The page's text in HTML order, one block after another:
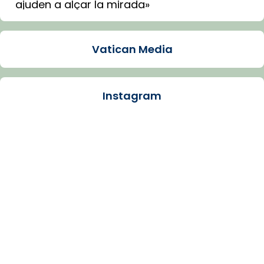
ajuden a alçar la mirada»
Mons. Sergi Gordo, bisbe de Tortosa, ha
Santes de Mataró.
🔗tinyurl.com/cvu5jmbk
Vatican Media
Instagram